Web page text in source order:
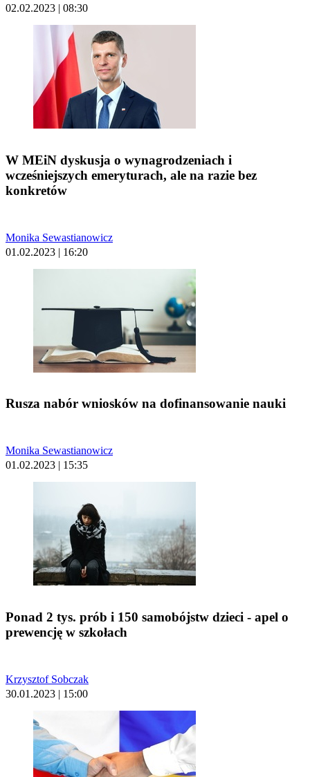
02.02.2023 | 08:30
W MEiN dyskusja o wynagrodzeniach i
wcześniejszych emeryturach, ale na razie bez
konkretów
Monika Sewastianowicz
01.02.2023 | 16:20
Rusza nabór wniosków na dofinansowanie nauki
Monika Sewastianowicz
01.02.2023 | 15:35
Ponad 2 tys. prób i 150 samobójstw dzieci - apel o
prewencję w szkołach
Krzysztof Sobczak
30.01.2023 | 15:00